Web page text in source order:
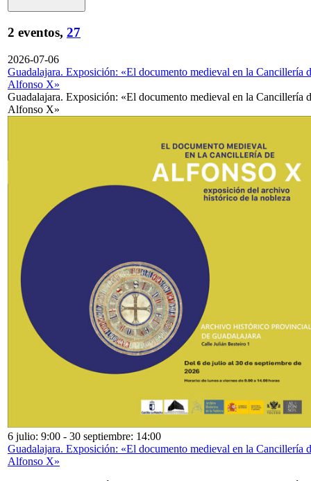
2 eventos, 27
2026-07-06
Guadalajara. Exposición: «El documento medieval en la Cancillería
Alfonso X»
Guadalajara. Exposición: «El documento medieval en la Cancillería
Alfonso X»
6 julio: 9:00 - 30 septiembre: 14:00
Guadalajara. Exposición: «El documento medieval en la Cancillería
Alfonso X»